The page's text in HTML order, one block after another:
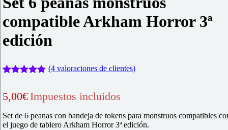
compatible Arkham Horror 3ª
edición
5 en base
valoraciones
de clientes
(4 valoraciones de clientes)
5,00€ Impuestos incluidos
Set de 6 peanas con bandeja de tokens para monstruos compatibles
el juego de tablero Arkham Horror 3ª edición.